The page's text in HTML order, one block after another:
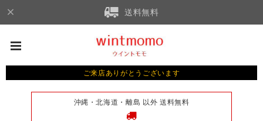
送料無料
ご来店ありがとうございます
沖縄・北海道・離島 以外 送料無料